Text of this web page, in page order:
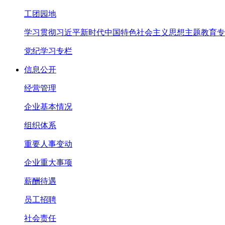
工团园地
学习贯彻习近平新时代中国特色社会主义思想主题教育
党纪学习专栏
信息公开
经营管理
企业基本情况
组织体系
重要人事变动
企业重大事项
薪酬待遇
员工招聘
社会责任